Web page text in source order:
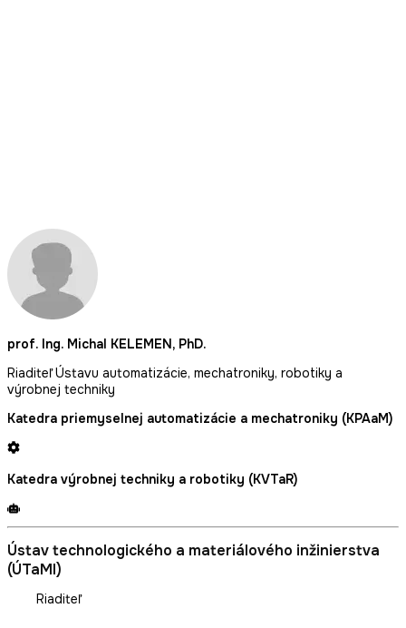
prof. Ing. Michal KELEMEN, PhD.
Riaditeľ Ústavu automatizácie, mechatroniky, robotiky a
výrobnej techniky
Katedra priemyselnej automatizácie a mechatroniky (KPAaM)
Katedra výrobnej techniky a robotiky (KVTaR)
Ústav technologického a materiálového inžinierstva
(ÚTaMI)
Riaditeľ